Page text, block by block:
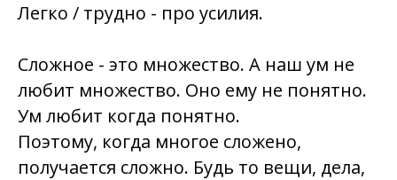
Легко / трудно - про усилия.
Сложное - это множество. А наш ум не
любит множество. Оно ему не понятно.
Ум любит когда понятно.
Поэтому, когда многое сложено,
получается сложно. Будь то вещи, дела,